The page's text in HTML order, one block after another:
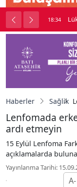
kavga çıktı 18:34
Haberler Sağlık
Lenfomada
ardı etmeyin
15 Eylül Lenfoma
açıklamalarda
Yayınlanma Tarihi:
A-